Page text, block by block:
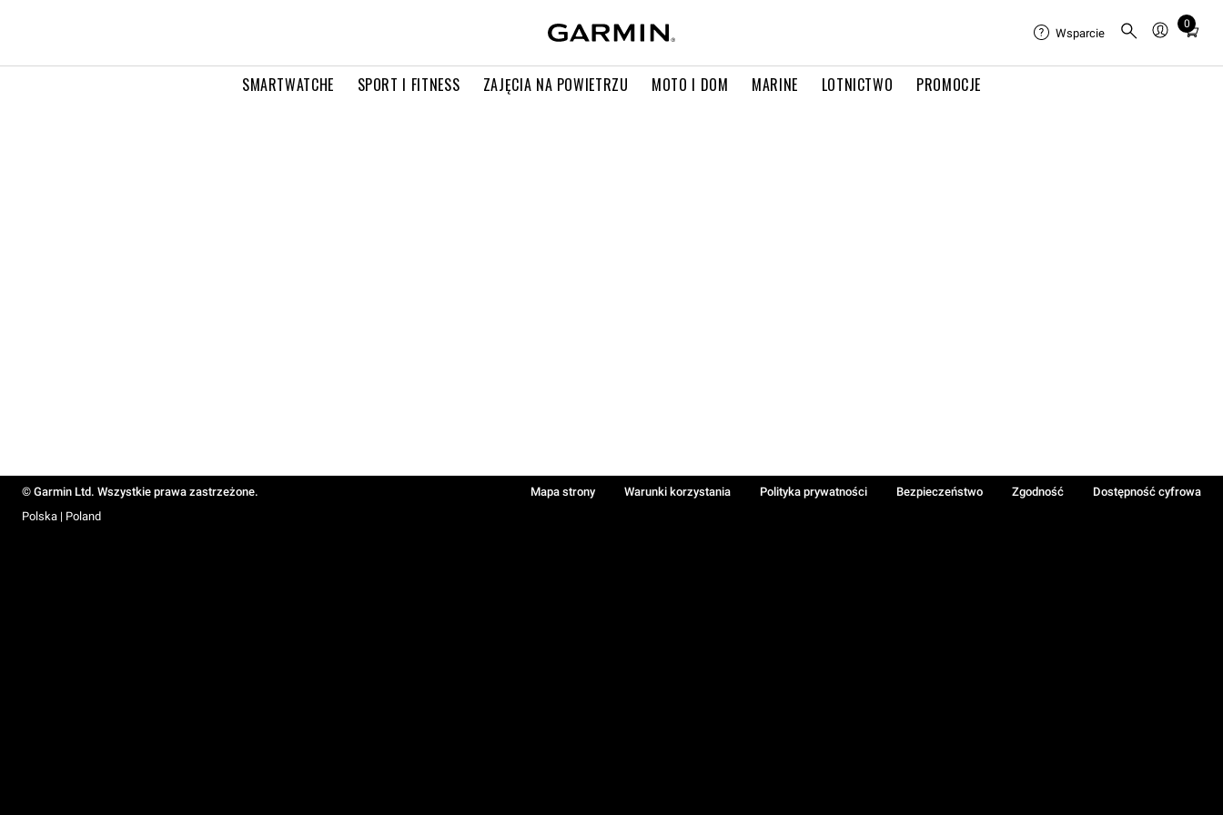
SMARTWATCHE SPORT I FITNESS ZAJĘCIA NA POWIETRZU MOTO I DOM MARINE LOTNICTWO PROMOCJE
Wsparcie
0
Total
in
© Garmin Ltd. Wszystkie prawa zastrzeżone. Mapa strony Warunki korzystania Polityka prywatności Bezpieczeństwo Zgodność
Dostępność cyfrowa
Polska | Poland